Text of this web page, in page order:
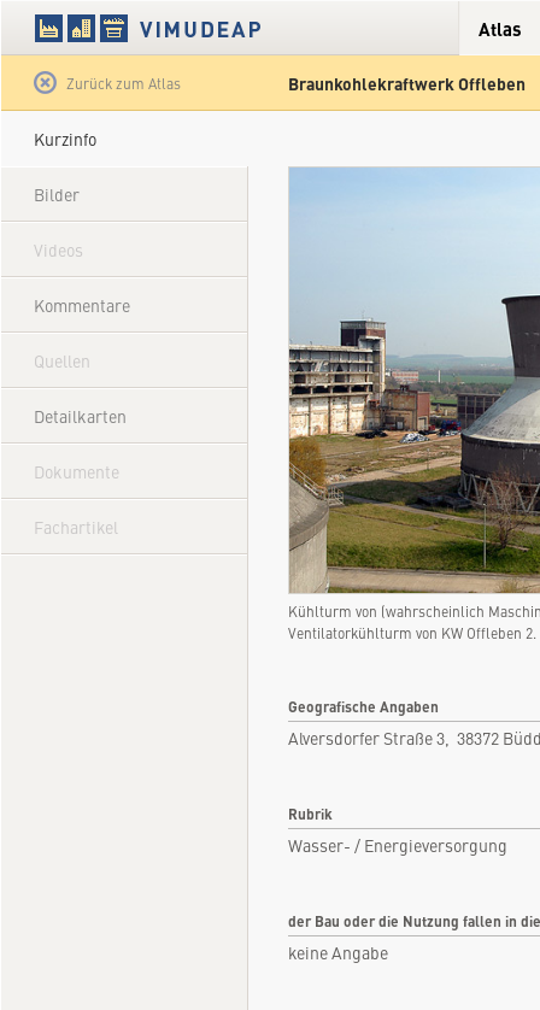
Atlas
Zurück zum Atlas Braunkohlekraftwerk Offleben
Kurzinfo
Bilder
Videos
Kommentare
Quellen
Detailkarten
Dokumente
Fachartikel
Kühlturm von (wahrscheinlich
Ventilatorkühlturm von KW Offleben
Geografische Angaben
Alversdorfer Straße 3, 38372
Rubrik
Wasser- / Energieversorgung
der Bau oder die Nutzung fallen in
keine Angabe
Satellit Hybrid Gelände Straße